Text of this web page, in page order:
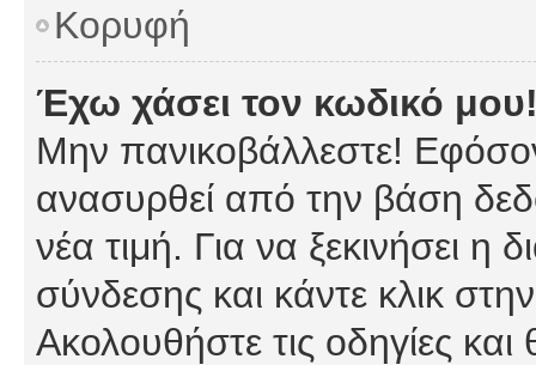
Κορυφή
Έχω χάσει τον κωδικό
Μην πανικοβάλλεστε!
ανασυρθεί από την βάση
νέα τιμή. Για να ξεκινήσει η
σύνδεσης και κάντε κλικ
Ακολουθήστε τις οδηγίες